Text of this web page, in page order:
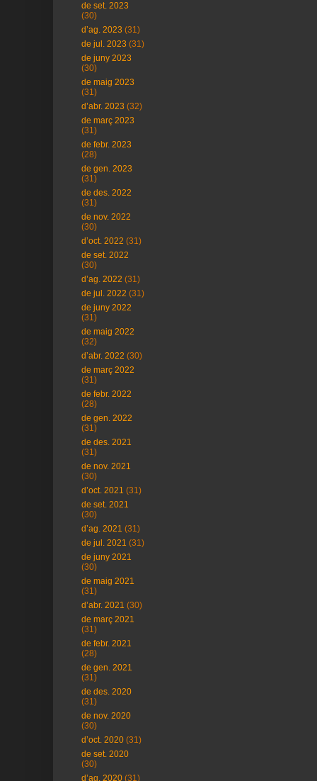
de set. 2023
(30)
d’ag. 2023 (31)
de jul. 2023 (31)
de juny 2023
(30)
de maig 2023
(31)
d’abr. 2023 (32)
de març 2023
(31)
de febr. 2023
(28)
de gen. 2023
(31)
de des. 2022
(31)
de nov. 2022
(30)
d’oct. 2022 (31)
de set. 2022
(30)
d’ag. 2022 (31)
de jul. 2022 (31)
de juny 2022
(31)
de maig 2022
(32)
d’abr. 2022 (30)
de març 2022
(31)
de febr. 2022
(28)
de gen. 2022
(31)
de des. 2021
(31)
de nov. 2021
(30)
d’oct. 2021 (31)
de set. 2021
(30)
d’ag. 2021 (31)
de jul. 2021 (31)
de juny 2021
(30)
de maig 2021
(31)
d’abr. 2021 (30)
de març 2021
(31)
de febr. 2021
(28)
de gen. 2021
(31)
de des. 2020
(31)
de nov. 2020
(30)
d’oct. 2020 (31)
de set. 2020
(30)
d’ag. 2020 (31)